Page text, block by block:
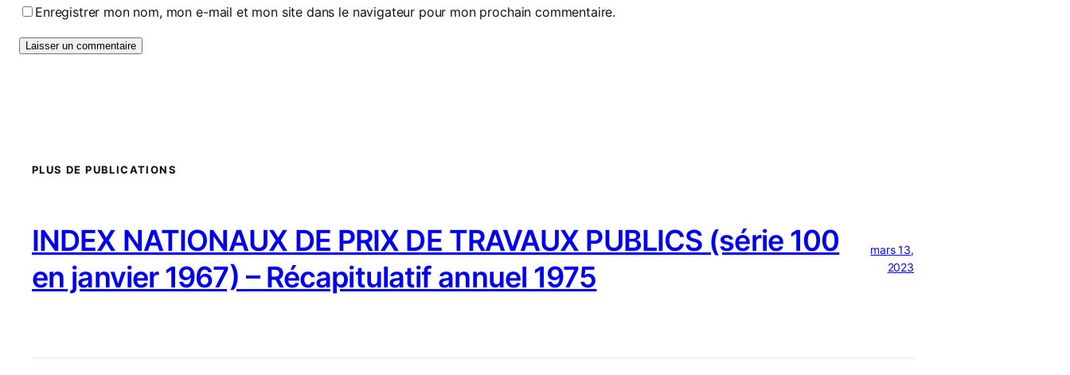
Enregistrer mon nom, mon e-mail et mon site dans le navigateur pour mon prochain commentaire.
PLUS DE PUBLICATIONS
INDEX NATIONAUX DE PRIX DE TRAVAUX PUBLICS (série 100
en janvier 1967) – Récapitulatif annuel 1975
mars 13,
2023